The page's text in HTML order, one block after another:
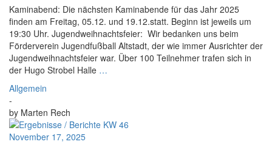
Kaminabend: Die nächsten Kaminabende für das Jahr 2025
finden am Freitag, 05.12. und 19.12.statt. Beginn ist jeweils um
19:30 Uhr. Jugendweihnachtsfeier: Wir bedanken uns beim
Förderverein Jugendfußball Altstadt, der wie immer Ausrichter der
Jugendweihnachtsfeier war. Über 100 Teilnehmer trafen sich in
der Hugo Strobel Halle …
Allgemein
-
by Marten Rech
November 17, 2025